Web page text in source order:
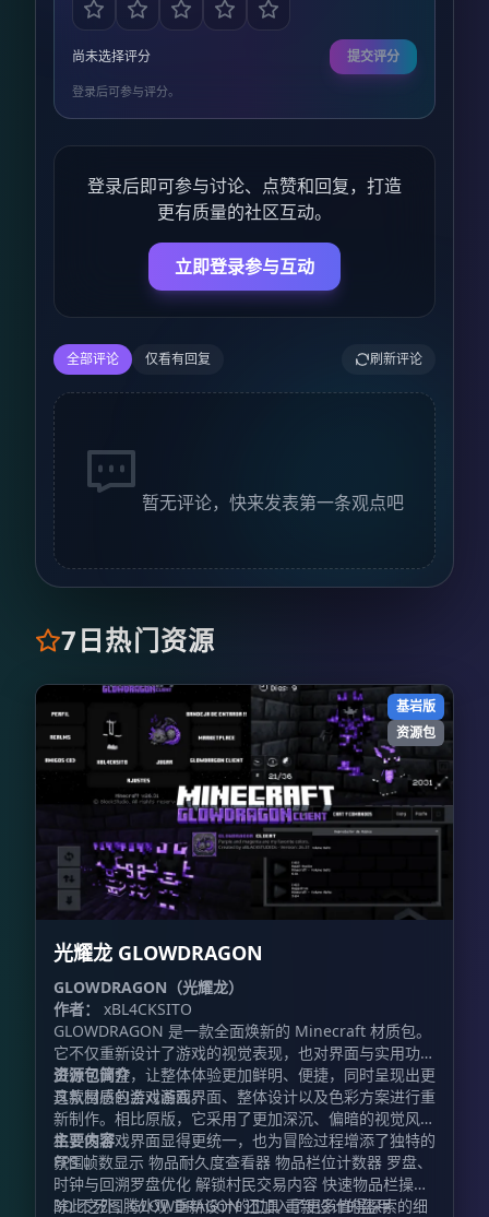
尚未选择评分 提交评分
登录后可参与评分。
登录后即可参与讨论、点赞和回复，打造
更有质量的社区互动。
立即登录参与互动
全部评论 仅看有回复 刷新评论
暂无评论，快来发表第一条观点吧
7日热门资源
基岩版
资源包
光耀龙 GLOWDRAGON
GLOWDRAGON（光耀龙）
作者：
xBL4CKSITO
GLOWDRAGON 是一款全面焕新的 Minecraft 材质包。
它不仅重新设计了游戏的视觉表现，也对界面与实用功能
进行了调整，让整体体验更加鲜明、便捷，同时呈现出更
具氛围感的游戏画面。
资源包简介
这款材质包会对游戏界面、整体设计以及色彩方案进行重
新制作。相比原版，它采用了更加深沉、偏暗的视觉风
格，使游戏界面显得更统一，也为冒险过程增添了独特的
氛围。
主要内容
FPS 帧数显示 物品耐久度查看器 物品栏位计数器 罗盘、
时钟与回溯罗盘优化 解锁村民交易内容 快速物品栏操作
3D 不死图腾外观 重新设计的工具 重新设计的盔甲
除此之外，GLOWDRAGON 还加入了更多值得探索的细